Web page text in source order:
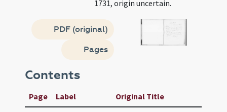
1731, origin uncertain.
PDF (original)
Pages
Contents
Page Label Original Title